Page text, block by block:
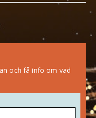
och få info om vad